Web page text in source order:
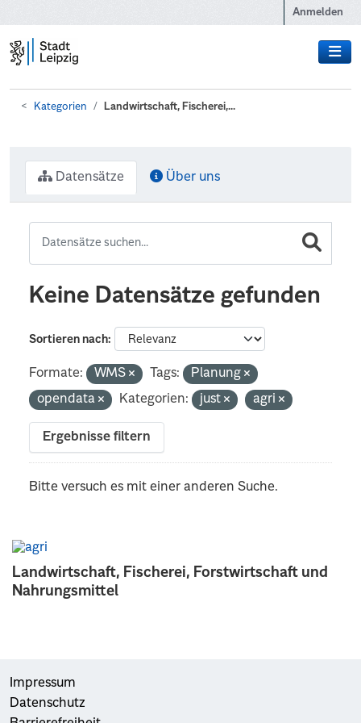
Anmelden
Kategorien Landwirtschaft, Fischerei,...
Landwirtschaft, Fischerei, Forstwirtschaft und
Nahrungsmittel
Datensätze Über uns
Keine Datensätze gefunden
Sortieren nach
Formate: WMS Tags:
Planung
opendata
Kategorien: just agri
Ergebnisse filtern
Bitte versuch es mit einer anderen Suche.
Impressum
Datenschutz